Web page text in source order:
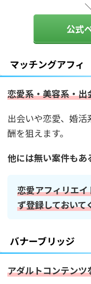
公式
マッチングアフィ
恋愛系・美容系・出
出会いや恋愛、婚
酬を狙えます。
他には無い案件もあ
恋愛アフィリエ
ず登録しておい
バナーブリッジ
アダルトコンテンツ